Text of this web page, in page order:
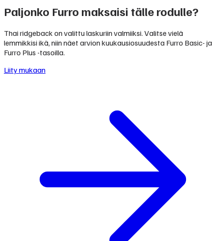
Paljonko Furro maksaisi tälle rodulle?
Thai ridgeback on valittu laskuriin valmiiksi. Valitse vielä
lemmikkisi ikä, niin näet arvion kuukausiosuudesta Furro Basic- ja
Furro Plus -tasoilla.
Liity mukaan